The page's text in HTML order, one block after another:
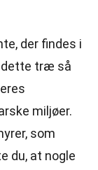
der findes i
dette træ så
miljøer.
som
du, at nogle